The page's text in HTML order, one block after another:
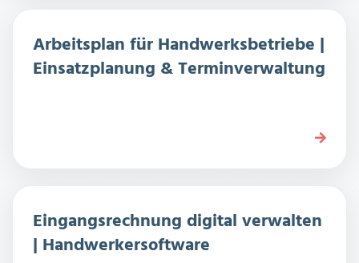
Arbeitsplan für Handwerksbetriebe |
Einsatzplanung & Terminverwaltung
Eingangsrechnung digital verwalten
| Handwerkersoftware